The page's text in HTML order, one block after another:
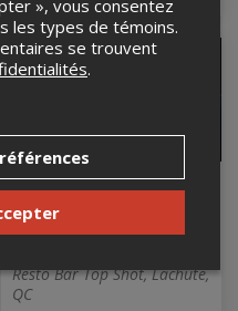
Fighters Forever
(Hommage à Foo
Fighters)
Resto Bar Top Shot, Lachute,
QC
», vous consentez
les types de témoins.
se trouvent
.